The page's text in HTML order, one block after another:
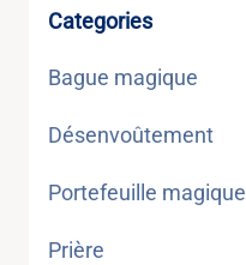
Categories
Bague magique
Désenvoûtement
Portefeuille magique
Prière